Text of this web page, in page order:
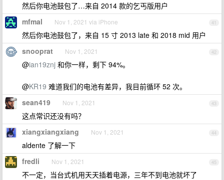
然后你电池鼓包了…来自 2014 款的乞丐版用户
41
mfmal Nov 1, 2021 via iPhone
然后你电池鼓包了，来自 15 寸 2013 late 和 2018 mid 用户
42
snooprat Nov 1, 2021
@ian19znj 和你一样，剩下 94%。
@KR19 难道我们的电池有差异，我目前循环 52 次。
43
sean419 Nov 1, 2021
这点常识还没有吗？
44
xiangxiangxiang Nov 1, 2021
aldente 了解一下
45
fredli Nov 1, 2021
不一定，当台式机用天天插着电源，三年不到电池就坏了